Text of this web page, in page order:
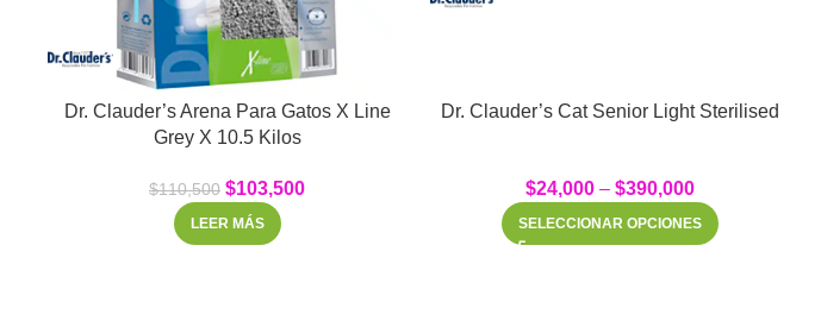
Dr. Clauder’s Arena Para Gatos X Line
Grey X 10.5 Kilos
$110,500 $103,500
LEER MÁS
Dr. Clauder’s Cat Senior Light Sterilised
$24,000– $390,000
SELECCIONAR OPCIONES